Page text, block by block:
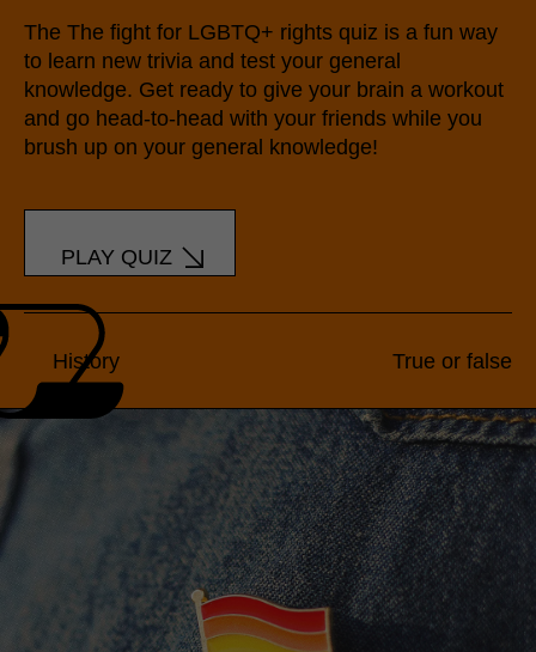
The The fight for LGBTQ+ rights quiz is a fun way
to learn new trivia and test your general
knowledge. Get ready to give your brain a workout
and go head-to-head with your friends while you
brush up on your general knowledge!
PLAY QUIZ
History True or false